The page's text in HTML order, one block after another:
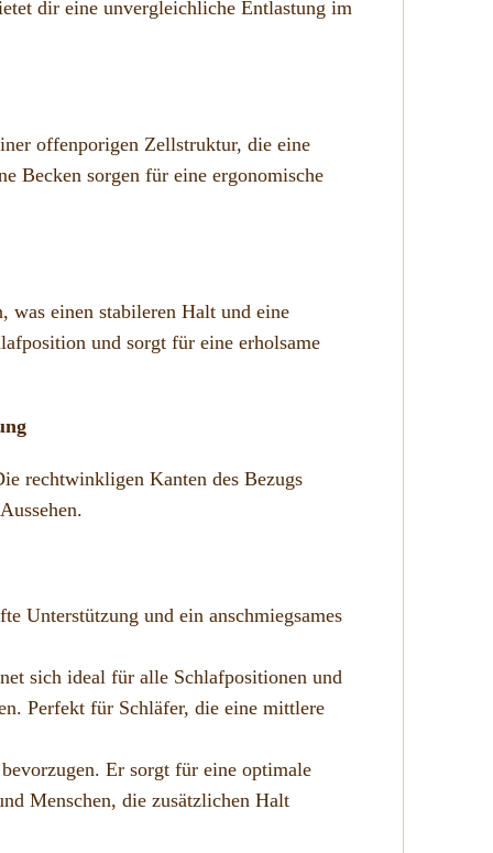
dir eine unvergleichliche Entlastung im
offenporigen Zellstruktur, die eine
Becken sorgen für eine ergonomische
was einen stabileren Halt und eine
und sorgt für eine erholsame
rechtwinkligen Kanten des Bezugs
Unterstützung und ein anschmiegsames
sich ideal für alle Schlafpositionen und
Perfekt für Schläfer, die eine mittlere
Er sorgt für eine optimale
Menschen, die zusätzlichen Halt